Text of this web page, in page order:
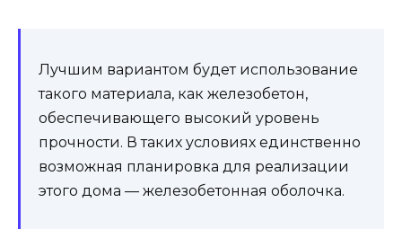
Лучшим вариантом будет использование
такого материала, как железобетон,
обеспечивающего высокий уровень
прочности. В таких условиях единственно
возможная планировка для реализации
этого дома — железобетонная оболочка.